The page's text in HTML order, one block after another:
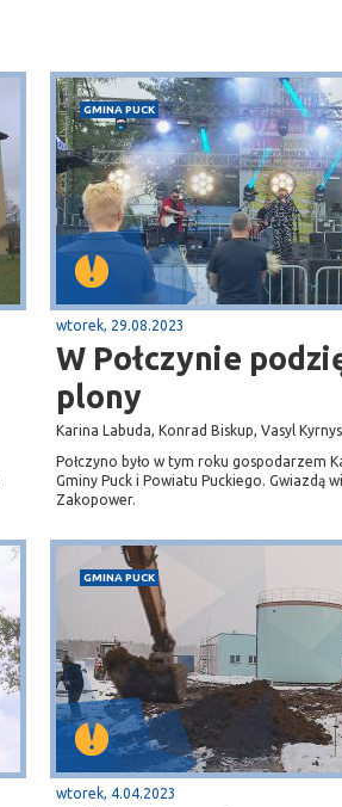
GMINA PUCK
wtorek, 29.08.2023
W Połczynie
plony
Karina Labuda, Konrad Biskup, Vasyl Kyrnys
Połczyno było w tym roku gospodarzem
Gminy Puck i Powiatu Puckiego. Gwiazdą
Zakopower.
GMINA PUCK
wtorek, 4.04.2023
Puck
Przystań, molo